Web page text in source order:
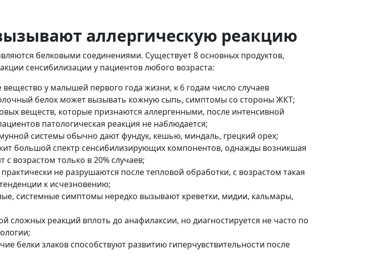
аллергическую реакцию
белковыми соединениями. Существует 8 основных продуктов,
сенсибилизации у пациентов любого возраста:
у малышей первого года жизни, к 6 годам число случаев
белок может вызывать кожную сыпь, симптомы со стороны ЖКТ;
веществ, которые признаются аллергенными, после интенсивной
патологическая реакция не наблюдается;
системы обычно дают фундук, кешью, миндаль, грецкий орех;
большой спектр сенсибилизирующих компонентов, однажды возникшая
с возрастом только в 20% случаев;
не разрушаются после тепловой обработки, с возрастом такая
к исчезновению;
системные симптомы нередко вызывают креветки, мидии, кальмары,
сложных реакций вплоть до анафилаксии, но диагностируется не часто по
белки злаков способствуют развитию гиперчувствительности после